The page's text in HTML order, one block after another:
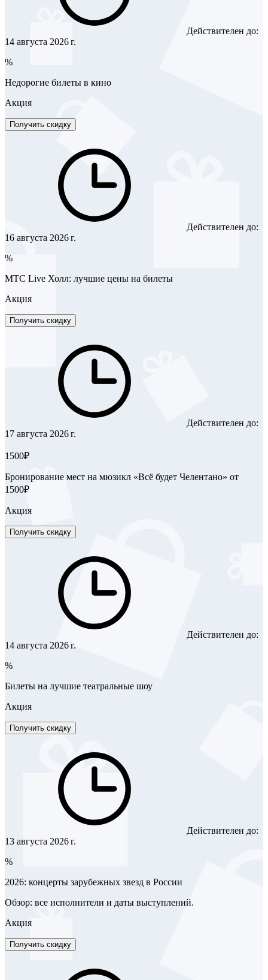
Действителен до:
14 августа 2026 г.
%
Недорогие билеты в кино
Акция
Получить скидку
Действителен до:
16 августа 2026 г.
%
МТС Live Холл: лучшие цены на билеты
Акция
Получить скидку
Действителен до:
17 августа 2026 г.
1500₽
Бронирование мест на мюзикл «Всё будет Челентано» от
1500₽
Акция
Получить скидку
Действителен до:
14 августа 2026 г.
%
Билеты на лучшие театральные шоу
Акция
Получить скидку
Действителен до:
13 августа 2026 г.
%
2026: концерты зарубежных звезд в России
Обзор: все исполнители и даты выступлений.
Акция
Получить скидку